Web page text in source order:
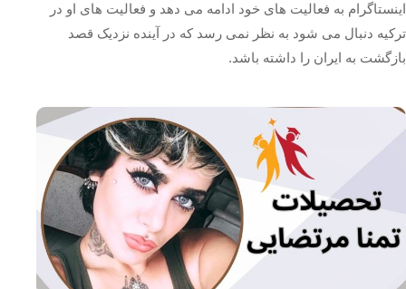
اینستاگرام به فعالیت های خود ادامه می‌ دهد و فعالیت‌ های او در
ترکیه دنبال می‌ شود به نظر نمی‌ رسد که در آینده نزدیک قصد
بازگشت به ایران را داشته باشد.